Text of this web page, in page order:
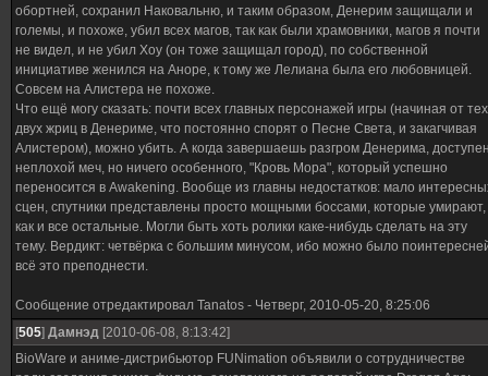
обортней, сохранил Наковальню, и таким образом, Денерим защищали и
големы, и похоже, убил всех магов, так как были храмовники, магов я почти
не видел, и не убил Хоу (он тоже защищал город), по собственной
инициативе женился на Аноре, к тому же Лелиана была его любовницей.
Совсем на Алистера не похоже.
Что ещё могу сказать: почти всех главных персонажей игры (начиная от тех
двух жриц в Денериме, что постоянно спорят о Песне Света, и закагчивая
Алистером), можно убить. А когда завершаешь разгром Денерима,
неплохой меч, но ничего особенного, "Кровь Мора", который успешно
переносится в Awakening. Вообще из главны недостатков: мало
сцен, спутники представлены просто мощными боссами, которые умирают,
как и все остальные. Могли быть хоть ролики каке-нибудь сделать на эту
тему. Вердикт: четвёрка с большим минусом, ибо можно было
всё это преподнести.
Сообщение отредактировал Tanatos - Четверг, 2010-05-20, 8:25:06
[505] Дамнэд [2010-06-08, 8:13:42]
BioWare и аниме-дистрибьютор FUNimation объявили о сотрудничестве